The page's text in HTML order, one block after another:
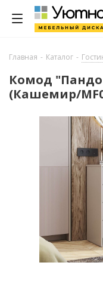
Главная - Каталог -
Комод
(Кашемир/